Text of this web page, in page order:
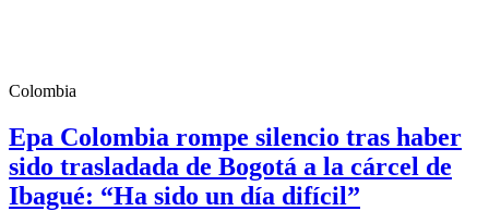
Colombia
Epa Colombia rompe silencio tras haber
sido trasladada de Bogotá a la cárcel de
Ibagué: “Ha sido un día difícil”